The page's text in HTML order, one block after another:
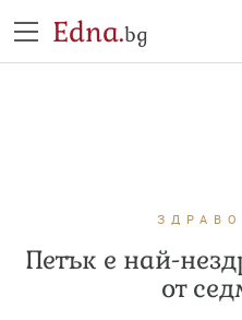
Edna.bg
Петък е най-
от